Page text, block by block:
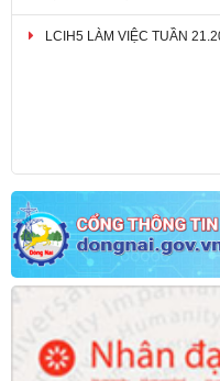
LCIH5 LÀM VIỆC TUẦN